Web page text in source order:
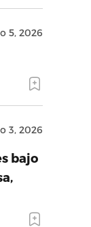
5, 2026
3, 2026
bajo